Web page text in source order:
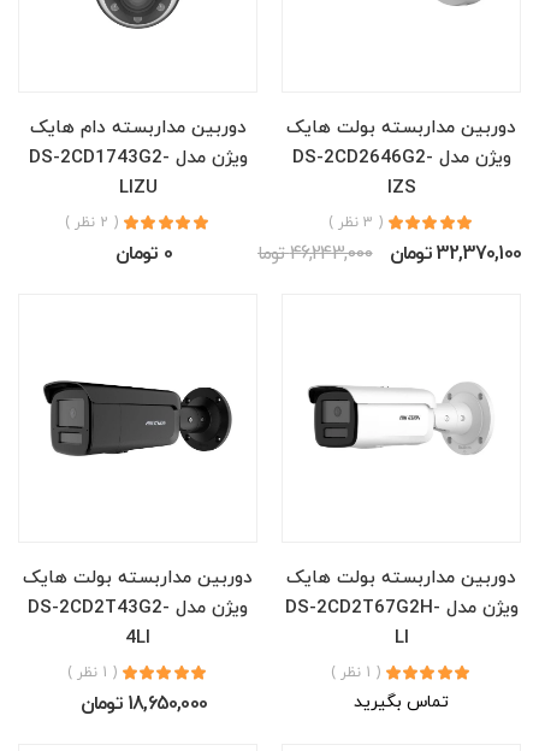
دوربین مداربسته بولت هایک
ویژن مدل DS-2CD2646G2-
IZS
( 3 نظر )
32,370,100 تومان 46,243,000 تومان
دوربین مداربسته دام هایک
ویژن مدل DS-2CD1743G2-
LIZU
( 2 نظر )
0 تومان
دوربین مداربسته بولت هایک
ویژن مدل DS-2CD2T67G2H-
LI
( 1 نظر )
تماس بگیرید
دوربین مداربسته بولت هایک
ویژن مدل DS-2CD2T43G2-
4LI
( 1 نظر )
18,650,000 تومان